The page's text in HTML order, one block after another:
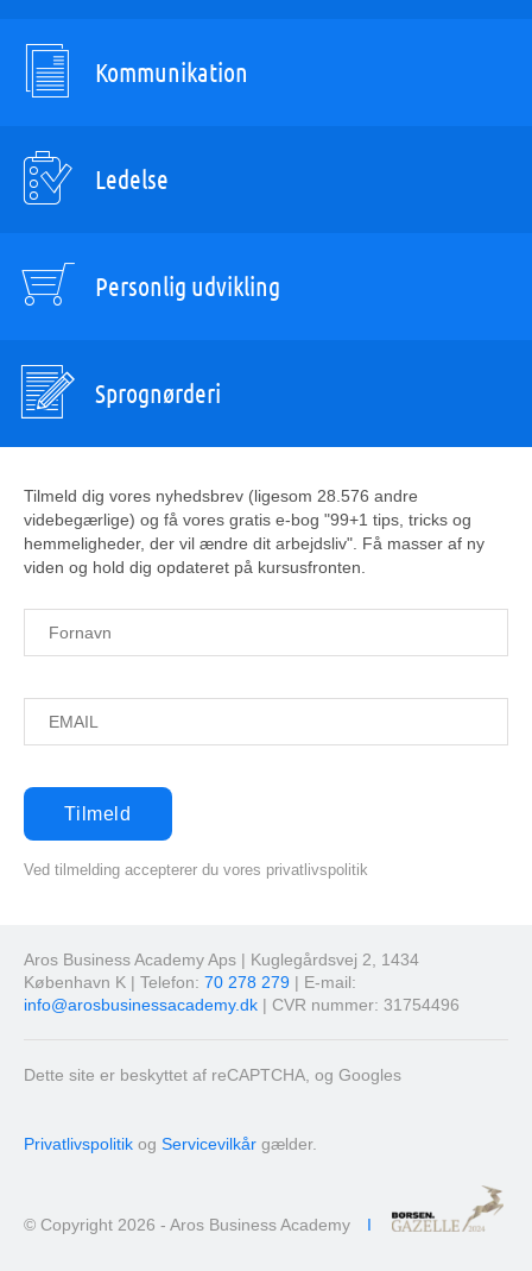
Kommunikation
Ledelse
Personlig udvikling
Sprognørderi
Tilmeld dig vores nyhedsbrev (ligesom 28.576 andre
videbegærlige) og få vores gratis e-bog "99+1 tips, tricks og
hemmeligheder, der vil ændre dit arbejdsliv". Få masser af ny
viden og hold dig opdateret på kursusfronten.
Ved tilmelding accepterer du vores privatlivspolitik
Aros Business Academy Aps | Kuglegårdsvej 2, 1434
København K | Telefon: 70 278 279 | E-mail:
info@arosbusinessacademy.dk | CVR nummer: 31754496
Dette site er beskyttet af reCAPTCHA, og Googles
Privatlivspolitik og Servicevilkår gælder.
© Copyright 2026 - Aros Business Academy I